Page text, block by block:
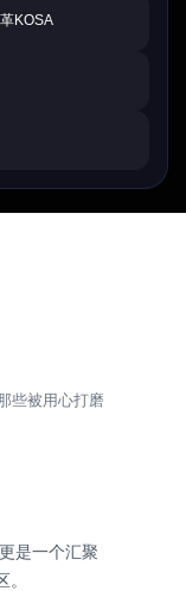
KOSA
些被用心打磨
是一个汇聚